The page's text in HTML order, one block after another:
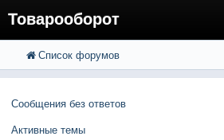
Товарооборот
FAQ
Расширенный поиск
Список форумов
Сообщения без ответов
Активные темы